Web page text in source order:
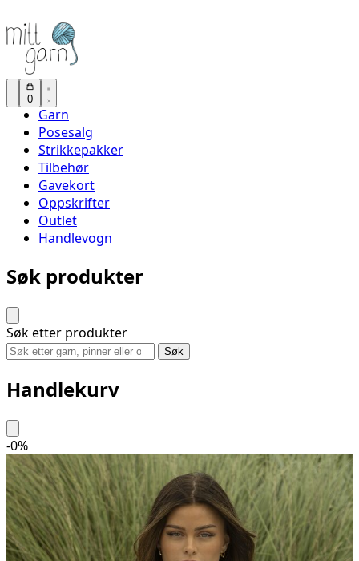
0
Garn
Posesalg
Strikkepakker
Tilbehør
Gavekort
Oppskrifter
Outlet
Handlevogn
Søk produkter
Søk etter produkter
Søk
Handlekurv
-0%